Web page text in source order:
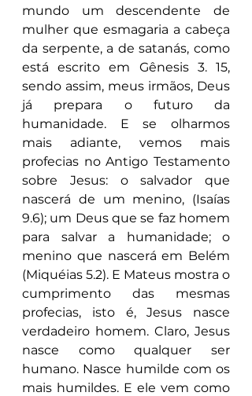
mundo um descendente de
mulher que esmagaria a cabeça
da serpente, a de satanás, como
está escrito em Gênesis 3. 15,
sendo assim, meus irmãos, Deus
já prepara o futuro da
humanidade. E se olharmos
mais adiante, vemos mais
profecias no Antigo Testamento
sobre Jesus: o salvador que
nascerá de um menino, (Isaías
9.6); um Deus que se faz homem
para salvar a humanidade; o
menino que nascerá em Belém
(Miquéias 5.2). E Mateus mostra o
cumprimento das mesmas
profecias, isto é, Jesus nasce
verdadeiro homem. Claro, Jesus
nasce como qualquer ser
humano. Nasce humilde com os
mais humildes. E ele vem como